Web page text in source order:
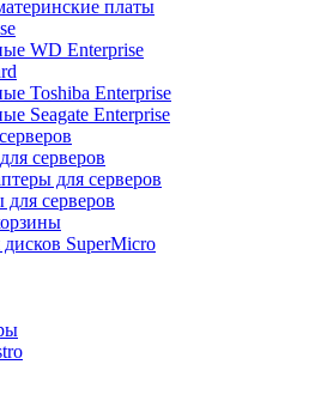
платы
WD Enterprise
Toshiba Enterprise
Seagate Enterprise
серверов
для серверов
серверов
SuperMicro